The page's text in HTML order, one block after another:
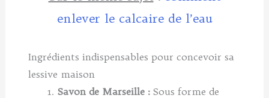
enlever le calcaire de l’eau
Ingrédients indispensables pour concevoir sa
lessive maison
Savon de Marseille : Sous forme de